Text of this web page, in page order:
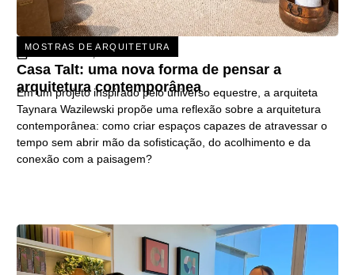
MOSTRAS DE ARQUITETURA
31 DE JULHO, 2026
Casa Talt: uma nova forma de pensar a
arquitetura contemporânea
Em um projeto inspirado pelo universo equestre, a arquiteta
Taynara Wazilewski propõe uma reflexão sobre a arquitetura
contemporânea: como criar espaços capazes de atravessar o
tempo sem abrir mão da sofisticação, do acolhimento e da
conexão com a paisagem?